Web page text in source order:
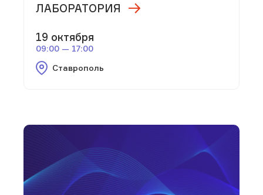
ЛАБОРАТОРИЯ
19 октября
09:00 — 17:00
Ставрополь